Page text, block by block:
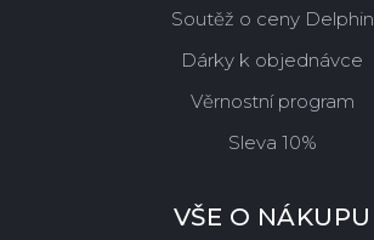
Soutěž o ceny Delphin
Dárky k objednávce
Věrnostní program
Sleva 10%
VŠE O NÁKUPU